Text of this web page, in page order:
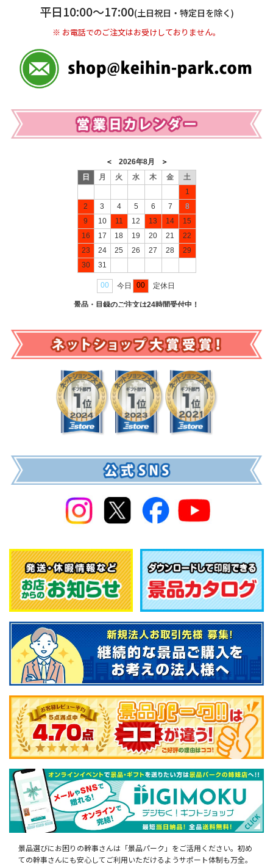
※ 振込み手数料お客様ご負担。
平日10:00〜17:00(土日祝日・特定日を除く)
※ お電話でのご注文はお受けしておりません。
景品選びにお困りの幹事さんは「景品パーク」をご活用ください。初め
ての幹事さんにも安心してご利用いただけるようサポート体制も万全。